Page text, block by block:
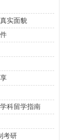
实面貌
科留学指南
考研